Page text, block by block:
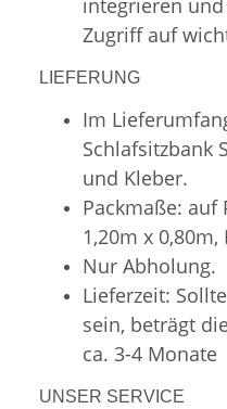
Zugriff auf
LIEFERUNG
Im
Schlafsitzbank
und Kleber.
Packmaße: auf
1,20m x
Nur Abholung.
Lieferzeit:
sein, beträgt
ca. 3-4 Monate
UNSER SERVICE